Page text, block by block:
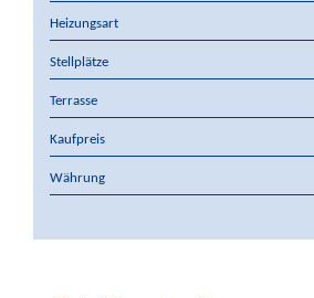
Heizungsart
Stellplätze
Terrasse
Kaufpreis
Währung